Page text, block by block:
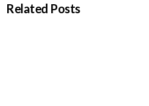
Related Posts